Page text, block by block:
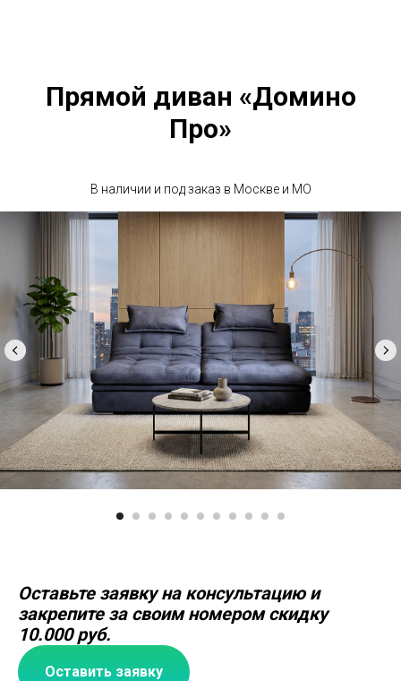
Прямой диван «Домино
Про»
В наличии и под заказ в Москве и МО
Оставьте заявку на консультацию и
закрепите за своим номером скидку
10.000 руб.
Оставить заявку